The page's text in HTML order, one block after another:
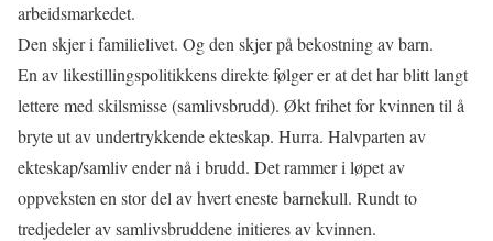
arbeidsmarkedet.
Den skjer i familielivet. Og den skjer på bekostning av barn.
En av likestillingspolitikkens direkte følger er at det har blitt langt
lettere med skilsmisse (samlivsbrudd). Økt frihet for kvinnen til å
bryte ut av undertrykkende ekteskap. Hurra. Halvparten av
ekteskap/samliv ender nå i brudd. Det rammer i løpet av
oppveksten en stor del av hvert eneste barnekull. Rundt to
tredjedeler av samlivsbruddene initieres av kvinnen.